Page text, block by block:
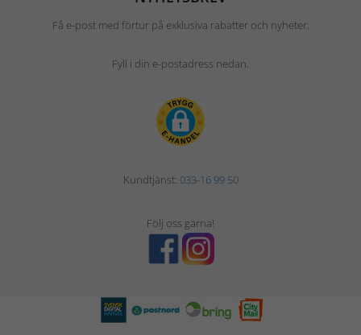
Få e-post med förtur på exklusiva rabatter och nyheter.
Fyll i din e-postadress nedan.
Kundtjänst: 033-16 99 50
Följ oss gärna!